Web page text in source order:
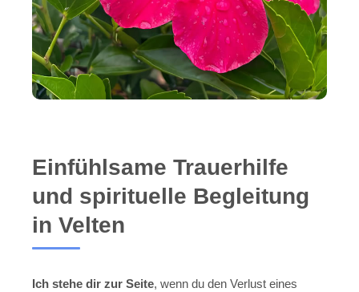
Einfühlsame Trauerhilfe
und spirituelle Begleitung
in Velten
Ich stehe dir zur Seite, wenn du den Verlust eines